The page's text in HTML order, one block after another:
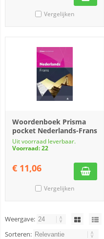
Vergelijken
Woordenboek Prisma
pocket Nederlands-Frans
Uit voorraad leverbaar.
Voorraad: 22
€ 11,06
Vergelijken
Weergave:
Sorteren: